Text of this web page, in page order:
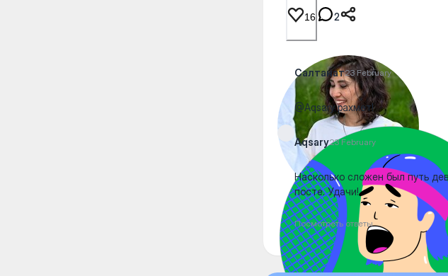
16 2
Салтанат23 February
@Aqsary рахмет!
Aqsary23 February
Насколько сложен был путь
посте. Удачи!
Посмотреть ответы